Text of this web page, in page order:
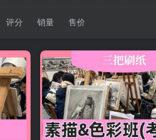
评分 销量 售价